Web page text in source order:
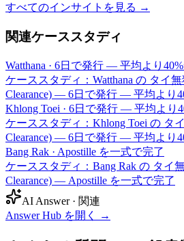
すべてのインサイトを見る →
関連ケーススタディ
Watthana · 6日で発行 — 平均より
ケーススタディ：Watthana の タイ
Clearance) — 6日で発行 — 平均より
Khlong Toei · 6日で発行 — 平均より
ケーススタディ：Khlong Toei の タ
Clearance) — 6日で発行 — 平均より
Bang Rak · Apostille を一式で完了
ケーススタディ：Bang Rak の タイ
Clearance) — Apostille を一式で完了
AI Answer · 関連
Answer Hub を開く
→